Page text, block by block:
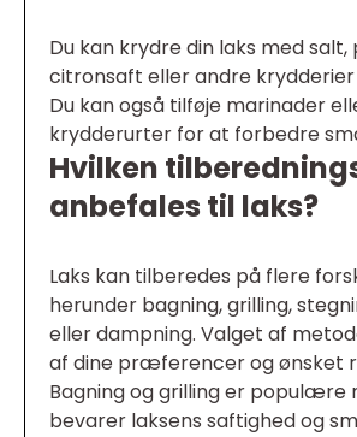
Du kan krydre din laks med salt,
citronsaft eller andre
Du kan også tilføje marinader
krydderurter for at forbedre
Hvilken
anbefales til laks?
Laks kan tilberedes på flere
herunder bagning, grilling,
eller dampning. Valget af
af dine præferencer og ønsket
Bagning og grilling er populære
bevarer laksens saftighed og